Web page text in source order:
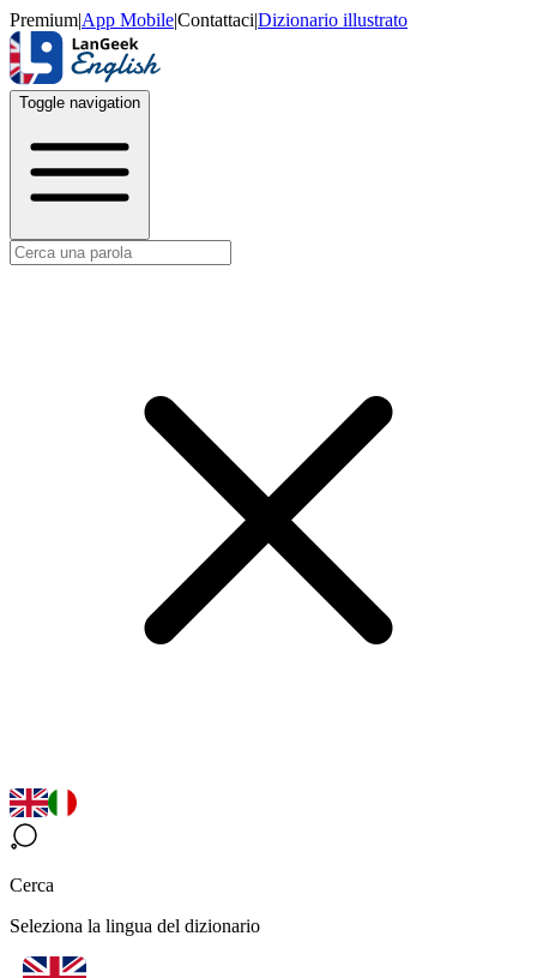
Premium|App Mobile|Contattaci|Dizionario illustrato
Toggle navigation
Cerca
Seleziona la lingua del dizionario